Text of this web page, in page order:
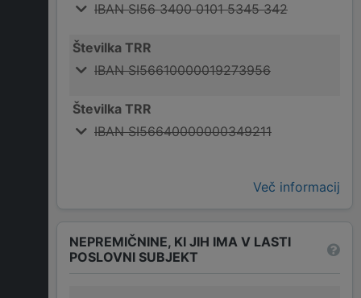
IBAN SI56 3400 0101 5345 342
Številka TRR
IBAN SI56610000019273956
Številka TRR
IBAN SI56640000000349211
Več informacij
NEPREMIČNINE, KI JIH IMA V LASTI
POSLOVNI SUBJEKT